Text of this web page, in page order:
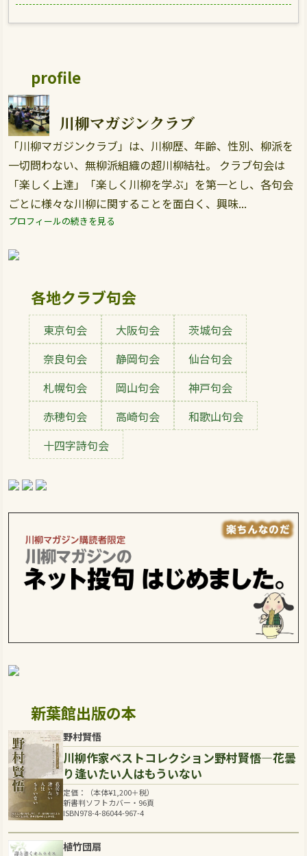
profile
川柳マガジンクラブ
「川柳マガジンクラブ」は、川柳歴、年齢、性別、柳派を
一切問わない、無柳派組織の超川柳結社。 クラブ句会は
「楽しく上達」「楽しく川柳を学ぶ」を第一とし、各句会
ごとに様々な川柳に関することを面白く、興味...
プロフィールの続きを見る
各地クラブ句会
東京句会 大阪句会
茨城句会
奈良句会
静岡句会
仙台句会
札幌句会
岡山句会
神戸句会
赤穂句会
高崎句会
和歌山句会
十四字詩句会
新葉館出版の本
野村賢悟
川柳作家ベストコレクション野村賢悟―花曇
り逢いたい人はもういない
定価：（本体¥1,200＋税）
新書判ソフトカバー・96頁
ISBN978-4-86044-967-4
植竹団扇